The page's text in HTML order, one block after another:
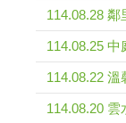
114.08.28
114.08.25 中
114.08.22 溫
114.08.20